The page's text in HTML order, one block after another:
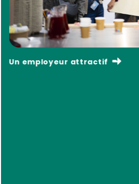
Un employeur attractif